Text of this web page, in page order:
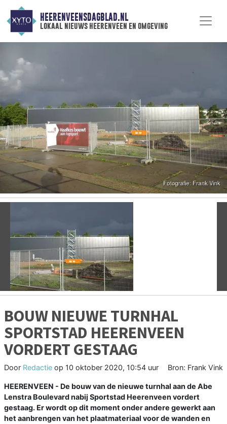
HEERENVEENSDAGBLAD.NL
lokaal nieuws heerenveen en omgeving
Vorige
BOUW NIEUWE TURNHAL
SPORTSTAD HEERENVEEN
VORDERT GESTAAG
Door Redactie op 10 oktober 2020, 10:54 uur Bron: Frank Vink
HEERENVEEN - De bouw van de nieuwe turnhal aan de Abe
Lenstra Boulevard nabij Sportstad Heerenveen vordert
gestaag. Er wordt op dit moment onder andere gewerkt aan
het aanbrengen van het plaatmateriaal voor de wanden en